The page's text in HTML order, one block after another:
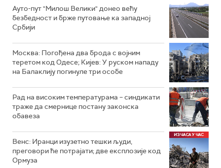
Ауто-пут "Милош Велики" донео већу
безбедност и брже путовање ка западној
Србији
Москва: Погођена два брода с војним
теретом код Одесе; Кијев: У руском нападу
на Балаклију погинуле три особе
Рад на високим температурама – синдикати
траже да смернице постану законска
обавеза
Венс: Иранци изузетно тешки људи,
преговори ће потрајати; две експлозије код
Ормуза